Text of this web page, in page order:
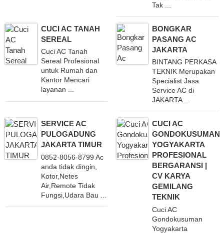
Tak ...
CUCI AC TANAH
SEREAL
Cuci AC Tanah
Sereal Profesional
untuk Rumah dan
Kantor Mencari
layanan ...
BONGKAR
PASANG AC
JAKARTA
BINTANG PERKASA
TEKNIK Merupakan
Specialist Jasa
Service AC di
JAKARTA ...
SERVICE AC
PULOGADUNG
JAKARTA TIMUR
0852-8056-8799 Ac
anda tidak dingin,
Kotor,Netes
Air,Remote Tidak
Fungsi,Udara Bau ...
CUCI AC
GONDOKUSUMAN
YOGYAKARTA
PROFESIONAL
BERGARANSI |
CV KARYA
GEMILANG
TEKNIK
Cuci AC
Gondokusuman
Yogyakarta